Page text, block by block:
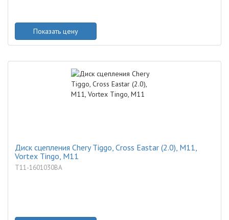
Показать цену
Диск сцепления Chery Tiggo, Cross Eastar (2.0), M11,
Vortex Tingo, M11
T11-1601030BA